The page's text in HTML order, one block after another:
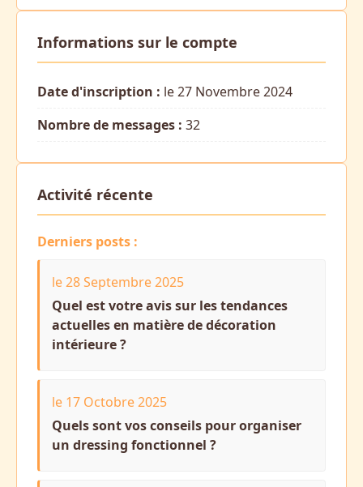
Informations sur le compte
Date d'inscription : le 27 Novembre 2024
Nombre de messages : 32
Activité récente
Derniers posts :
le 28 Septembre 2025
Quel est votre avis sur les tendances
actuelles en matière de décoration
intérieure ?
le 17 Octobre 2025
Quels sont vos conseils pour organiser
un dressing fonctionnel ?